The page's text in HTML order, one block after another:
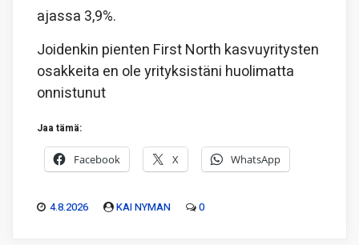
ajassa 3,9%.
Joidenkin pienten First North kasvuyritysten
osakkeita en ole yrityksistäni huolimatta
onnistunut
Jaa tämä:
Facebook X WhatsApp
4.8.2026 KAI NYMAN 0